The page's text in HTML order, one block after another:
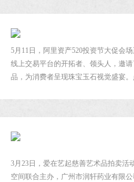
5月11日，阿里资产520投资节大促会
线上交易平台的开拓者、领头人，邀
品，为消费者呈现珠宝玉石视觉盛宴
3月23日，爱在艺起慈善艺术品拍卖
空间联合主办，广州市润轩药业有限